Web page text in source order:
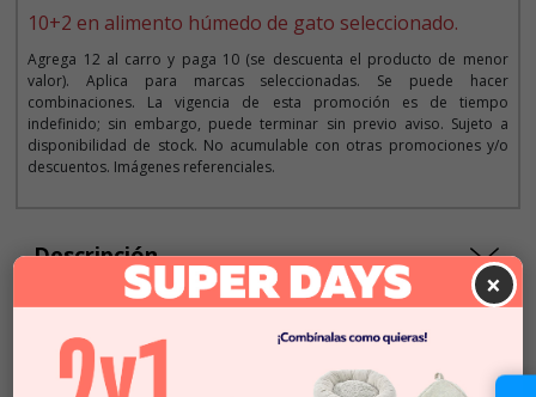
10+2 en alimento húmedo de gato seleccionado.
Agrega 12 al carro y paga 10 (se descuenta el producto de menor
valor). Aplica para marcas seleccionadas. Se puede hacer
combinaciones. La vigencia de esta promoción es de tiempo
indefinido; sin embargo, puede terminar sin previo aviso. Sujeto a
disponibilidad de stock. No acumulable con otras promociones y/o
descuentos. Imágenes referenciales.
Descripción
Cantidad:
- +
$2.290
En Stock
×